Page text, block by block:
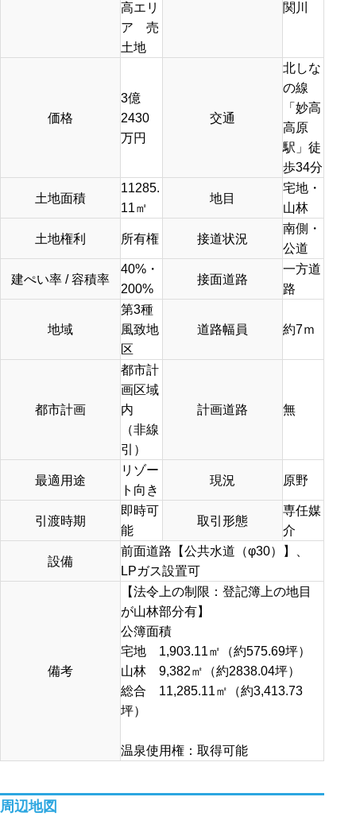
高エリ
ア 売
土地
関川
価格
3億
2430
万円
交通
北しな
の線
「妙高
高原
駅」徒
歩34分
土地面積
11285.
11㎡
地目
宅地・
山林
土地権利 所有権 接道状況
南側・
公道
建ぺい率 / 容積率
40%・
200%
接面道路
一方道
路
地域
第3種
風致地
区
道路幅員 約7ｍ
都市計画
都市計
画区域
内
（非線
引）
計画道路 無
最適用途
リゾー
ト向き
現況 原野
引渡時期
即時可
能
取引形態
専任媒
介
設備
前面道路【公共水道（φ30）】、
LPガス設置可
備考
【法令上の制限：登記簿上の地目
が山林部分有】
公簿面積
宅地 1,903.11㎡（約575.69坪）
山林 9,382㎡（約2838.04坪）
総合 11,285.11㎡（約3,413.73
坪）
温泉使用権：取得可能
周辺地図